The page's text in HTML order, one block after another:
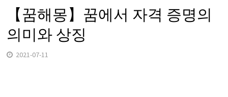
【꿈해몽】꿈에서 자격 증명의
의미와 상징
2021-07-11